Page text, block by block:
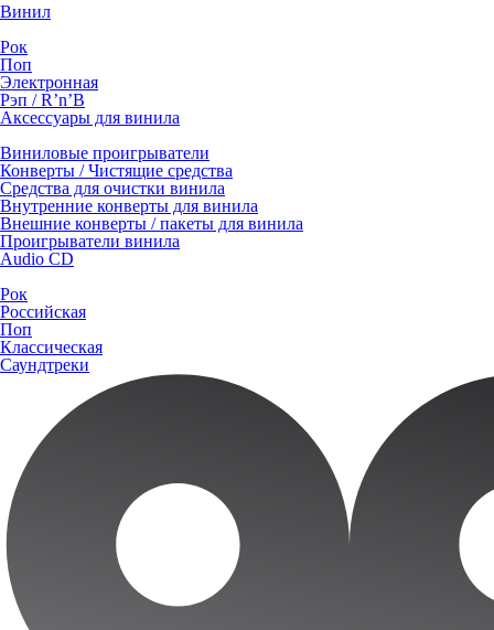
Винил
Рок
Поп
Электронная
Рэп / R’n’B
Аксессуары для винила
Виниловые проигрыватели
Конверты / Чистящие средства
Средства для очистки винила
Внутренние конверты для винила
Внешние конверты / пакеты для винила
Проигрыватели винила
Audio CD
Рок
Российская
Поп
Классическая
Саундтреки